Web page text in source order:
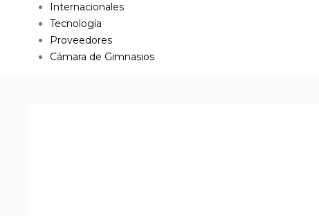
Internacionales
Tecnología
Proveedores
Cámara de Gimnasios